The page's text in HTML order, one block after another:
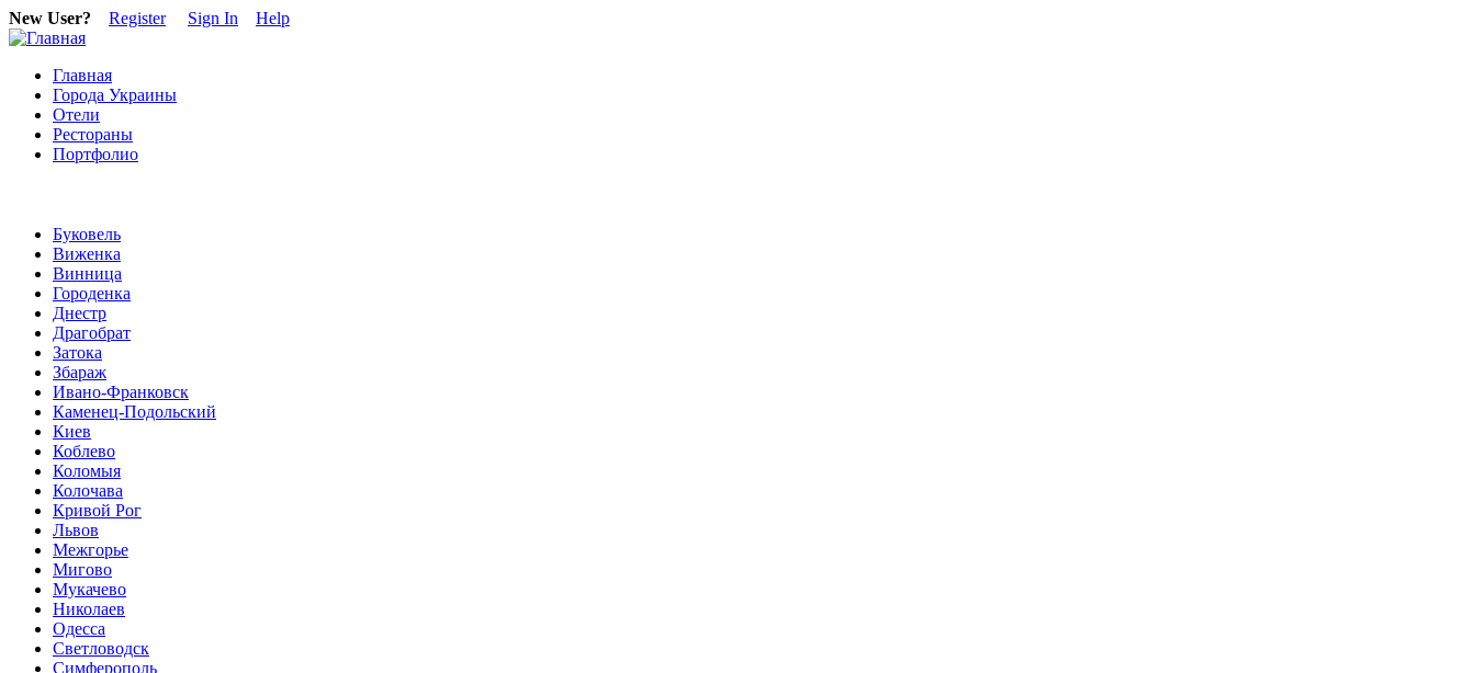
New User? Register Sign In Help
Главная
Города Украины
Отели
Рестораны
Портфолио
Буковель
Виженка
Винница
Городенка
Днестр
Драгобрат
Затока
Збараж
Ивано-Франковск
Каменец-Подольский
Киев
Коблево
Коломыя
Колочава
Кривой Рог
Львов
Межгорье
Мигово
Мукачево
Николаев
Одесса
Светловодск
Симферополь